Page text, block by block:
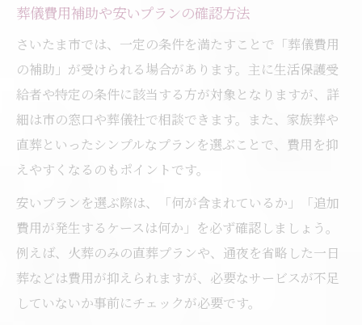
葬儀費用補助や安いプランの確認方法
さいたま市では、一定の条件を満たすことで「葬儀費用
の補助」が受けられる場合があります。主に生活保護受
給者や特定の条件に該当する方が対象となりますが、詳
細は市の窓口や葬儀社で相談できます。また、家族葬や
直葬といったシンプルなプランを選ぶことで、費用を抑
えやすくなるのもポイントです。
安いプランを選ぶ際は、「何が含まれているか」「追加
費用が発生するケースは何か」を必ず確認しましょう。
例えば、火葬のみの直葬プランや、通夜を省略した一日
葬などは費用が抑えられますが、必要なサービスが不足
していないか事前にチェックが必要です。